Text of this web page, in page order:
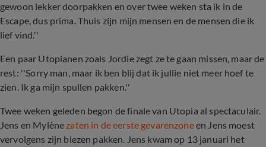
gewoon lekker doorpakken en over twee weken sta ik in de
Escape, dus prima. Thuis zijn mijn mensen en de mensen die ik
lief vind.''
Een paar Utopianen zoals Jordie zegt ze te gaan missen, maar de
rest: ''Sorry man, maar ik ben blij dat ik jullie niet meer hoef te
zien. Ik ga mijn spullen pakken.''
Twee weken geleden begon de finale van Utopia al spectaculair.
Jens en Mylènezaten in de eerste gevarenzoneen Jens moest
vervolgens zijn biezen pakken. Jens kwam op 13 januari het